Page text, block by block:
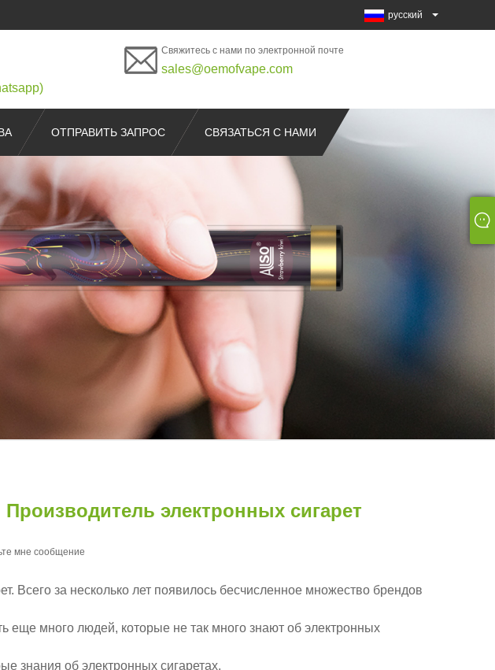
русский
Свяжитесь с нами по электронной почте
sales@oemofvape.com
ОТПРАВИТЬ ЗАПРОС СВЯЗАТЬСЯ С НАМИ
электронных сигарет
мне сообщение
Всего за несколько лет появилось бесчисленное множество брендов
еще много людей, которые не так много знают об электронных
знания об электронных сигаретах.